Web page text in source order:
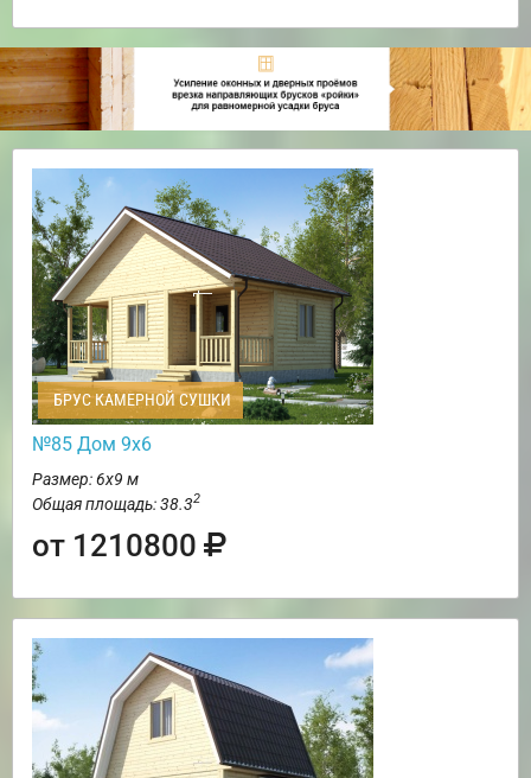
БРУС КАМЕРНОЙ СУШКИ
№85 Дом 9х6
Размер: 6х9 м
Общая площадь: 38.32
от 1210800